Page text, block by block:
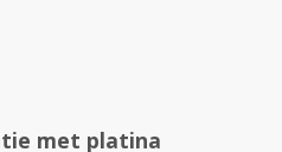
met platina